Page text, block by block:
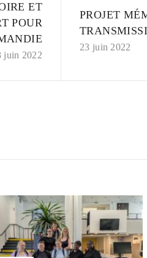
ET
POUR
juin 2022
PROJET
23 juin 2022